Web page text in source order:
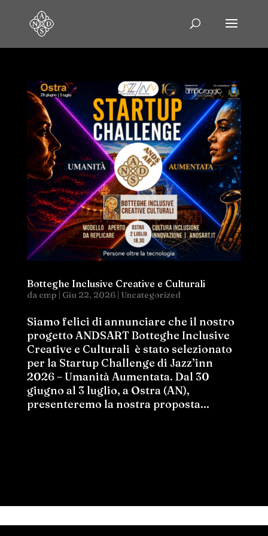
Botteghe Inclusive Creative e Culturali
da cmp Giu 22, 2026| Uncategorized
Siamo felici di annunciare che il nostro
progetto ANDSART Botteghe Inclusive
Creative e Culturali è stato selezionato
per la Startup Challenge di Jazz’inn
2026 – Umanità Aumentata. Dal 30
giugno al 3 luglio, a Ostra (AN),
presenteremo la nostra proposta...